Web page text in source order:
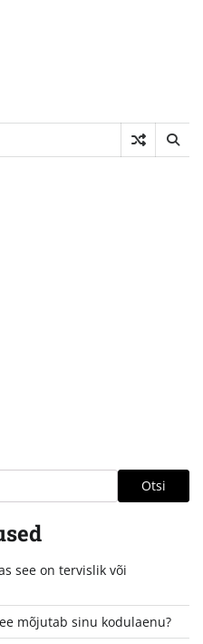
Otsi
see on tervislik või
mõjutab sinu kodulaenu?